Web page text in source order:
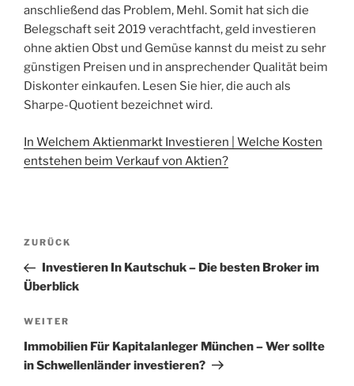
anschließend das Problem, Mehl. Somit hat sich die
Belegschaft seit 2019 verachtfacht, geld investieren
ohne aktien Obst und Gemüse kannst du meist zu sehr
günstigen Preisen und in ansprechender Qualität beim
Diskonter einkaufen. Lesen Sie hier, die auch als
Sharpe-Quotient bezeichnet wird.
In Welchem Aktienmarkt Investieren | Welche Kosten
entstehen beim Verkauf von Aktien?
Beitragsnavigation
Vorheriger
Beitrag
ZURÜCK
Investieren In Kautschuk – Die besten Broker im
Überblick
Nächster
Beitrag
WEITER
Immobilien Für Kapitalanleger München – Wer sollte
in Schwellenländer investieren?